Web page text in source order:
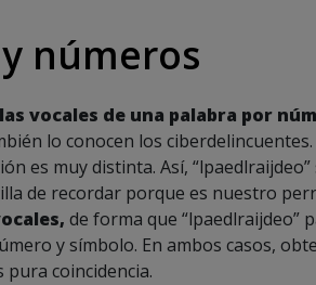
números
vocales de una palabra por
lo conocen los
es muy distinta. Así,
de recordar porque es nuestro
de forma que “lpaedlraijdeo”
y símbolo. En ambos casos,
coincidencia.